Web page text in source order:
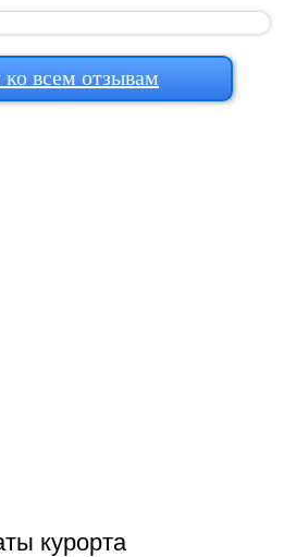
всем отзывам
курорта